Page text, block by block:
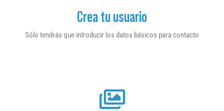
Crea tu usuario
Sólo tendrás que introducir los datos básicos para contacto